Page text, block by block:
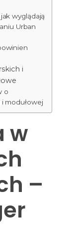
wyglądają
Urban
i
o
modułowej
w
–